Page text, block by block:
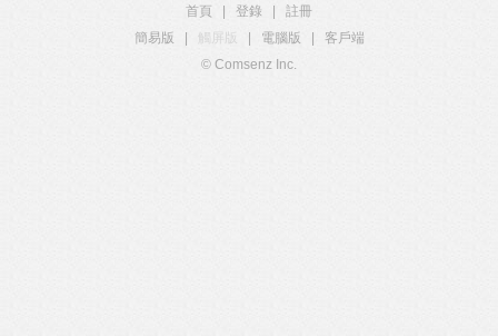
首頁 登錄
註冊
簡易版
觸屏版 電腦版
客戶端
© Comsenz Inc.